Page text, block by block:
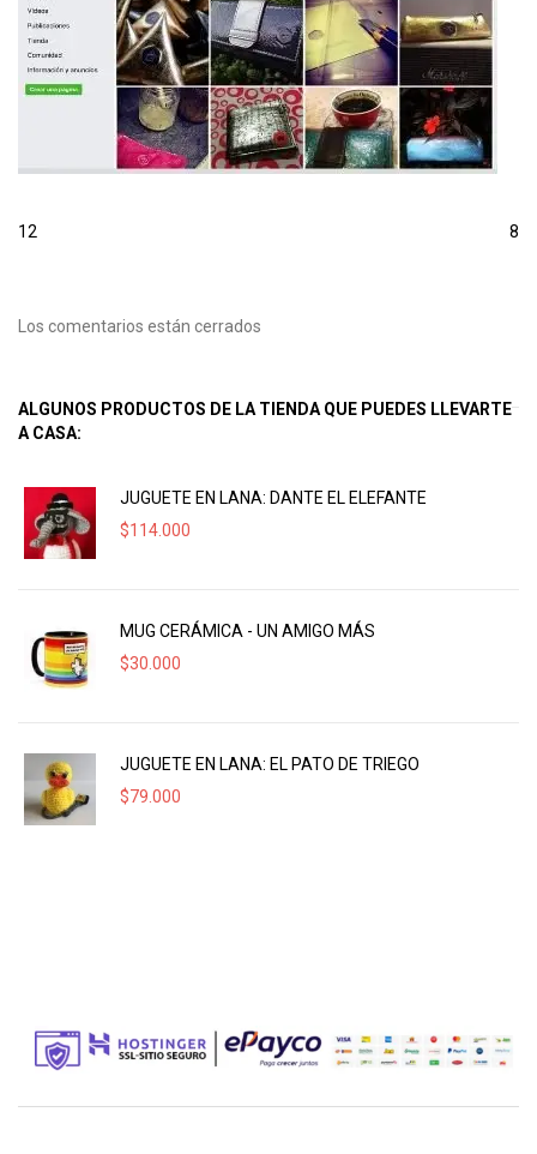
12 8
Los comentarios están cerrados
ALGUNOS PRODUCTOS DE LA TIENDA QUE PUEDES LLEVARTE
A CASA:
JUGUETE EN LANA: DANTE EL ELEFANTE
$114.000
MUG CERÁMICA - UN AMIGO MÁS
$30.000
JUGUETE EN LANA: EL PATO DE TRIEGO
$79.000